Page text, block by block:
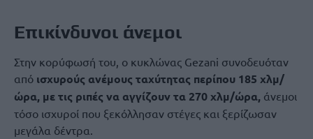
Επικίνδυνοι άνεμοι
Στην κορύφωσή του, ο κυκλώνας Gezani συνοδευόταν
από ισχυρούς ανέμους ταχύτητας περίπου 185 χλμ/
ώρα, με τις ριπές να αγγίζουν τα 270 χλμ/ώρα, άνεμοι
τόσο ισχυροί που ξεκόλλησαν στέγες και ξερίζωσαν
μεγάλα δέντρα.